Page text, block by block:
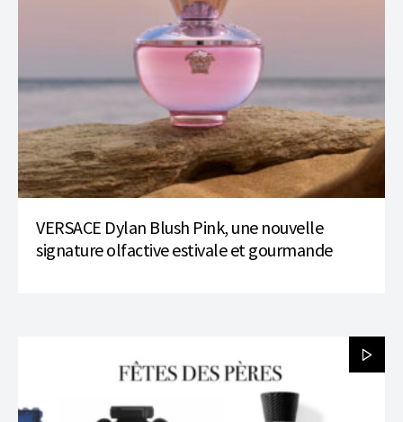
VERSACE Dylan Blush Pink, une nouvelle
signature olfactive estivale et gourmande